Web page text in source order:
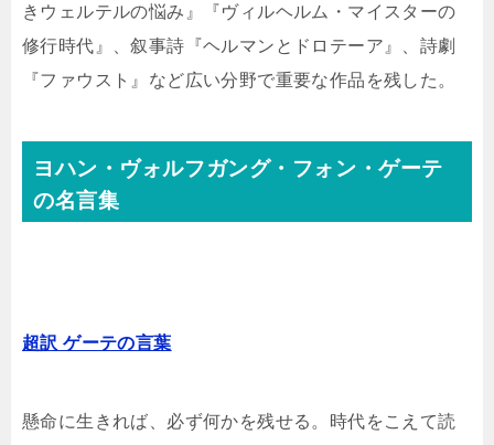
きウェルテルの悩み』『ヴィルヘルム・マイスターの
修行時代』、叙事詩『ヘルマンとドロテーア』、詩劇
『ファウスト』など広い分野で重要な作品を残した。
ヨハン・ヴォルフガング・フォン・ゲーテ
の名言集
超訳 ゲーテの言葉
懸命に生きれば、必ず何かを残せる。時代をこえて読